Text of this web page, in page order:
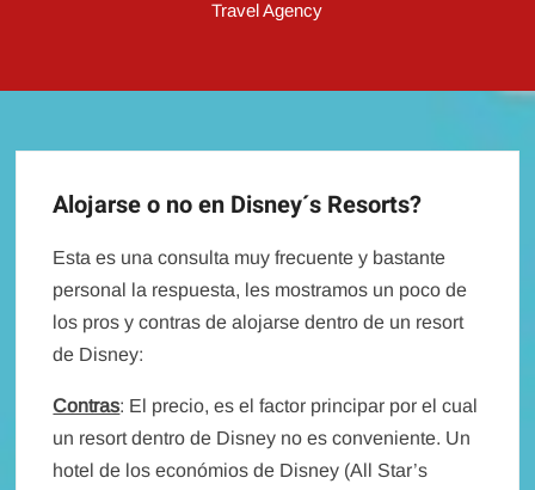
Travel Agency
Alojarse o no en Disney´s Resorts?
Esta es una consulta muy frecuente y bastante
personal la respuesta, les mostramos un poco de
los pros y contras de alojarse dentro de un resort
de Disney:
Contras: El precio, es el factor principar por el cual
un resort dentro de Disney no es conveniente. Un
hotel de los económios de Disney (All Star’s